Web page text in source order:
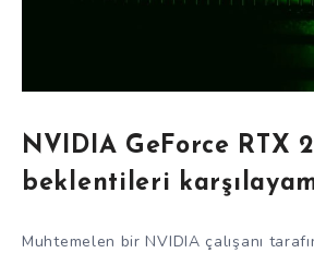
NVIDIA GeForce RTX
beklentileri
Muhtemelen bir NVIDIA çalışanı